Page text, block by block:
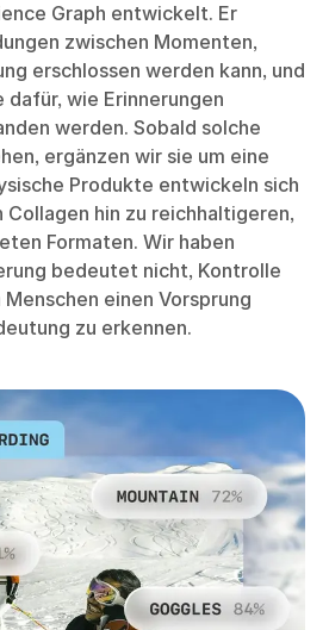
Graph entwickelt. Er
zwischen Momenten,
erschlossen werden kann, und
wie Erinnerungen
werden. Sobald solche
ergänzen wir sie um eine
Produkte entwickeln sich
hin zu reichhaltigeren,
Formaten. Wir haben
bedeutet nicht, Kontrolle
einen Vorsprung
zu erkennen.